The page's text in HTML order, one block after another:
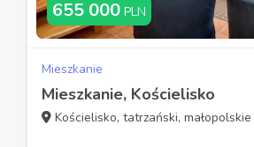
655 000 PLN
Mieszkanie
Mieszkanie, Kościelisko
Kościelisko, tatrzański, małopolskie